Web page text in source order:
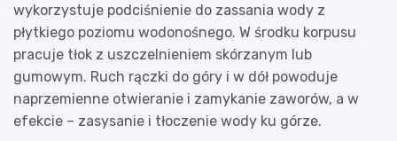
wykorzystuje podciśnienie do zassania wody z
płytkiego poziomu wodonośnego. W środku korpusu
pracuje tłok z uszczelnieniem skórzanym lub
gumowym. Ruch rączki do góry i w dół powoduje
naprzemienne otwieranie i zamykanie zaworów, a w
efekcie – zasysanie i tłoczenie wody ku górze.